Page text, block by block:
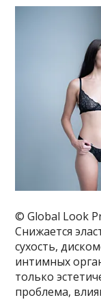
© Global Look
Снижается
сухость,
интимных
только
проблема,